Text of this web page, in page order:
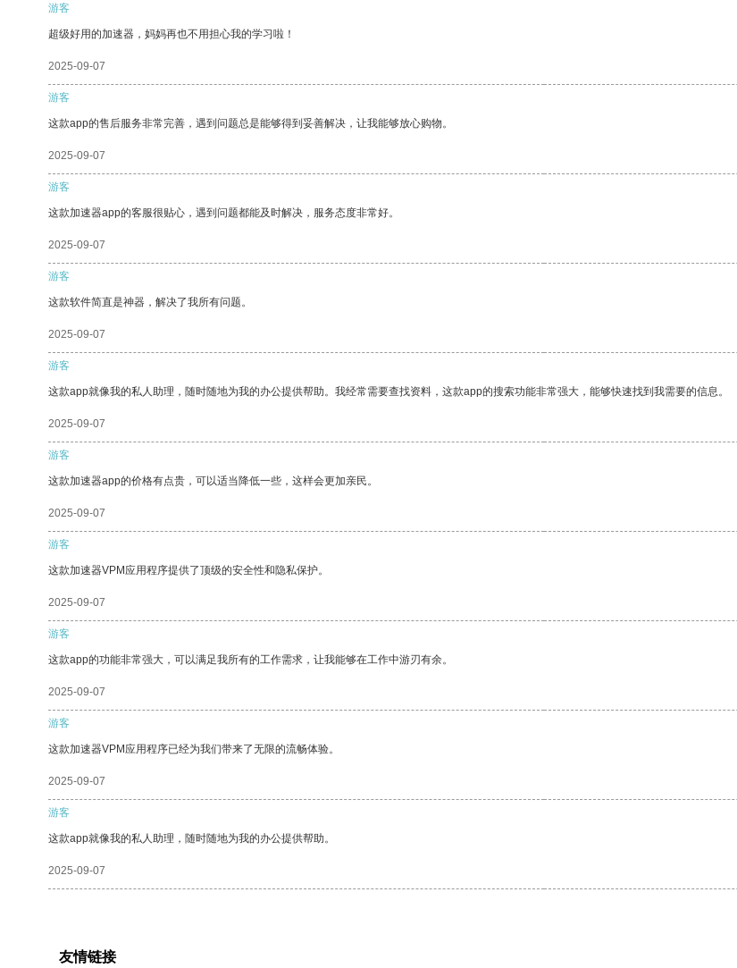
游客
超级好用的加速器，妈妈再也不用担心我的学习啦！
2025-09-07
游客
这款app的售后服务非常完善，遇到问题总是能够得到妥善解决，让我能够放心购物。
2025-09-07
游客
这款加速器app的客服很贴心，遇到问题都能及时解决，服务态度非常好。
2025-09-07
游客
这款软件简直是神器，解决了我所有问题。
2025-09-07
游客
这款app就像我的私人助理，随时随地为我的办公提供帮助。我经常需要查找资料，这款app的搜索功能非常强大，能够快速找到我需要的信息。
2025-09-07
游客
这款加速器app的价格有点贵，可以适当降低一些，这样会更加亲民。
2025-09-07
游客
这款加速器VPM应用程序提供了顶级的安全性和隐私保护。
2025-09-07
游客
这款app的功能非常强大，可以满足我所有的工作需求，让我能够在工作中游刃有余。
2025-09-07
游客
这款加速器VPM应用程序已经为我们带来了无限的流畅体验。
2025-09-07
游客
这款app就像我的私人助理，随时随地为我的办公提供帮助。
2025-09-07
友情链接